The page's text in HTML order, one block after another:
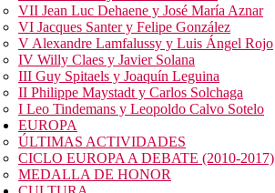
VII Jean Luc Dehaene y José María Aznar
VI Jacques Santer y Felipe González
V Alexandre Lamfalussy y Luis Ángel Rojo
IV Willy Claes y Javier Solana
III Guy Spitaels y Joaquín Leguina
II Philippe Maystadt y Carlos Solchaga
I Leo Tindemans y Leopoldo Calvo Sotelo
EUROPA
ÚLTIMAS ACTIVIDADES
CICLO EUROPA A DEBATE (2010-2017)
MEDALLA DE HONOR